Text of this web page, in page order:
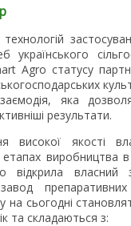
українського
Agro статусу
яка
результати.
високої якості
виробництва
відкрила власний
завод
на сьогодні
та складаються з: